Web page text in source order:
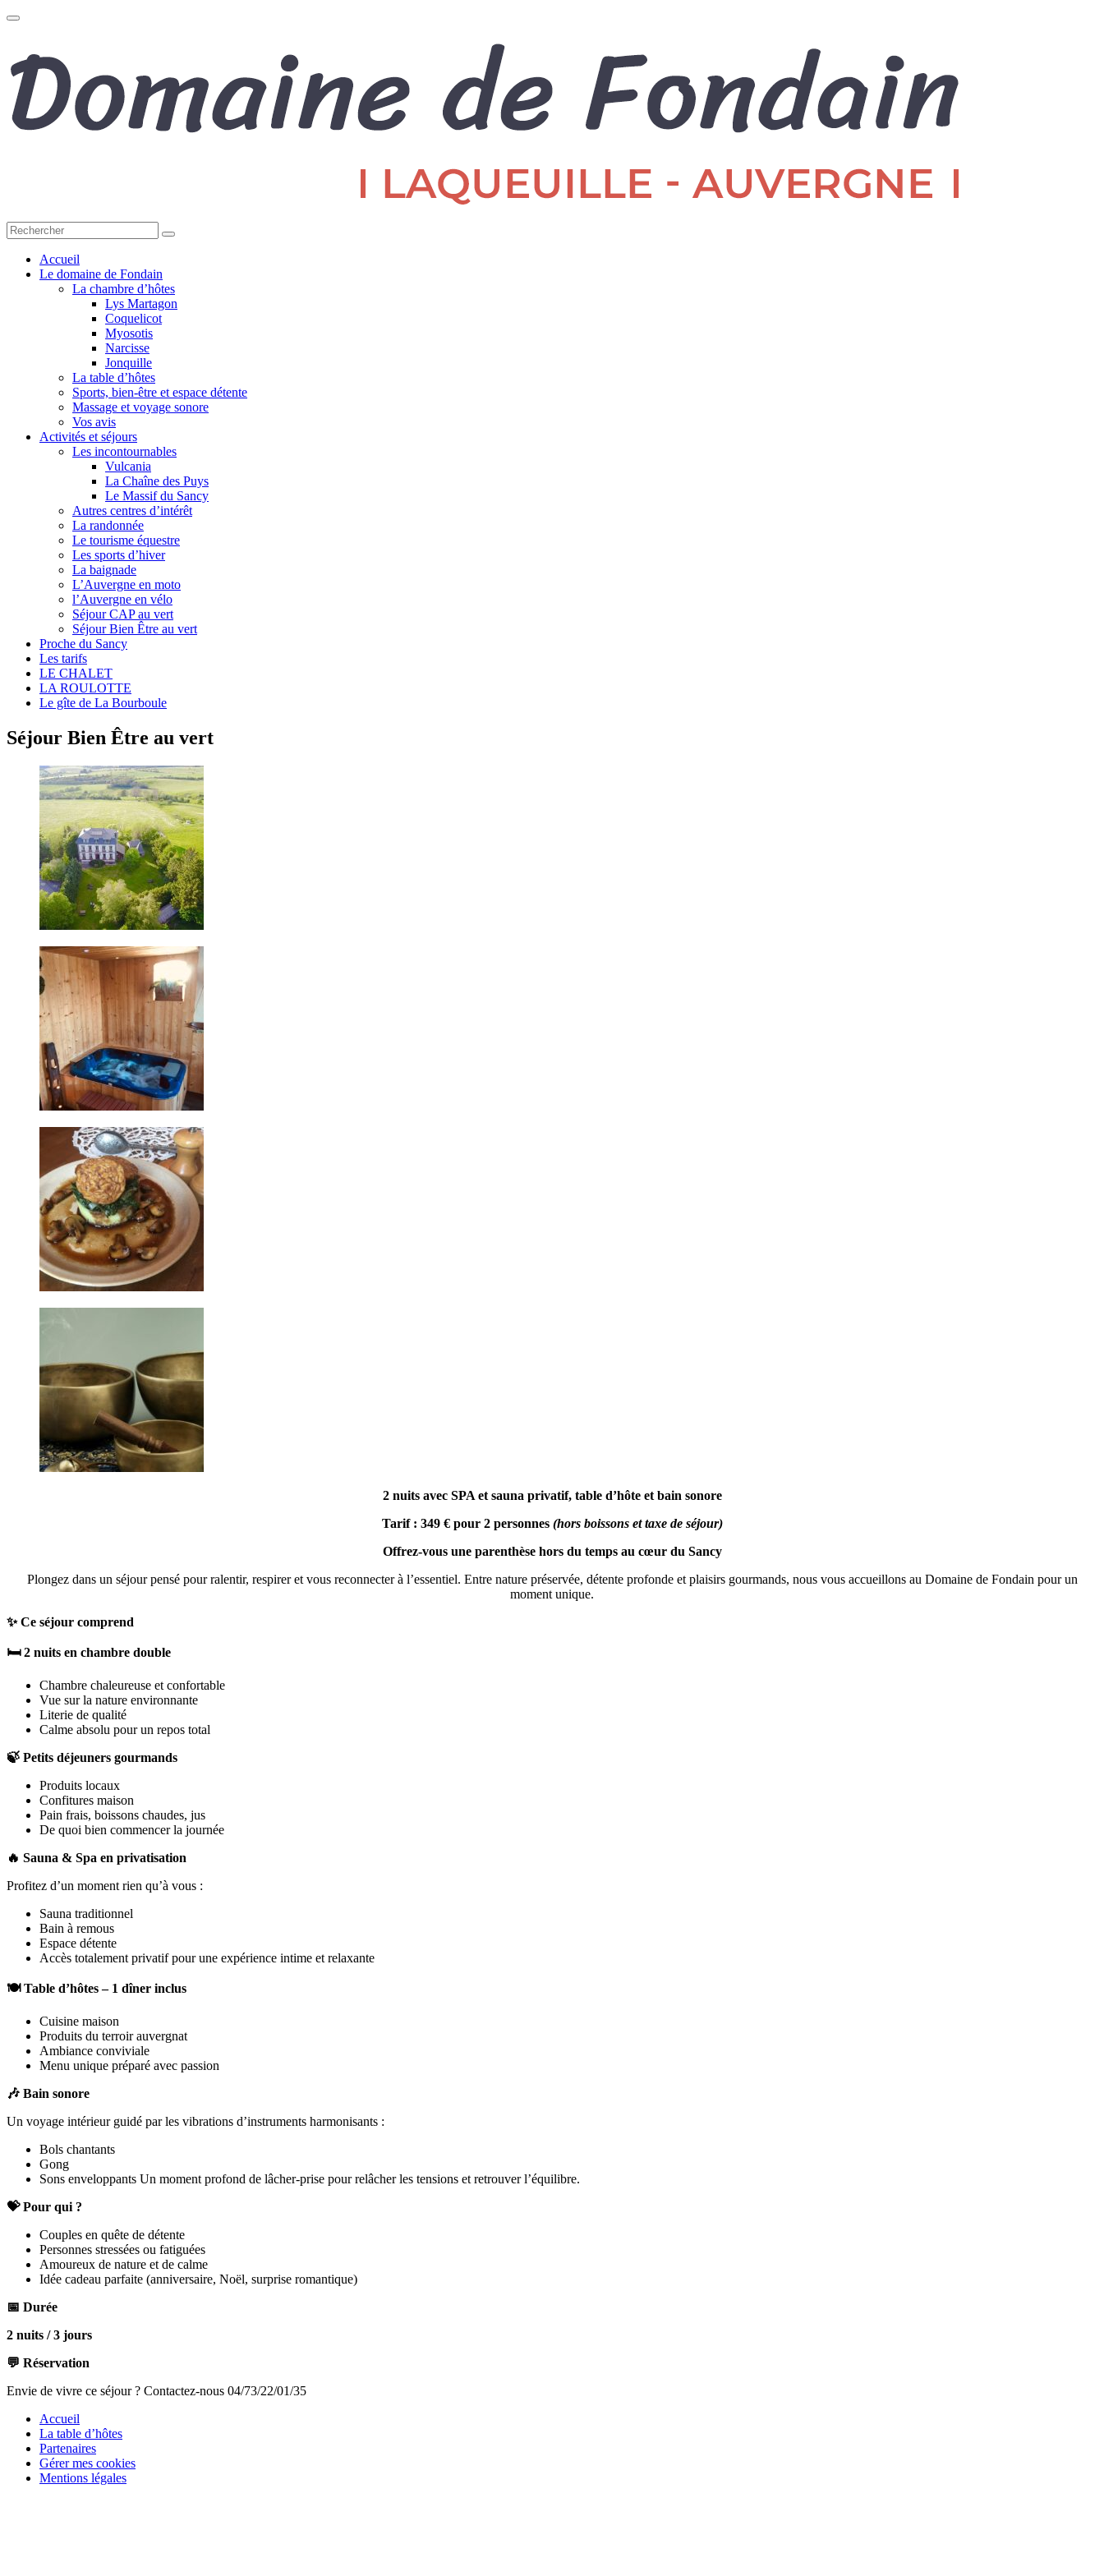
Toggle
Accueil
Le domaine de Fondain
La chambre d’hôtes
Lys Martagon
Coquelicot
Myosotis
Narcisse
Jonquille
La table d’hôtes
Sports, bien-être et espace détente
Massage et voyage sonore
Vos avis
Activités et séjours
Les incontournables
Vulcania
La Chaîne des Puys
Le Massif du Sancy
Autres centres d’intérêt
La randonnée
Le tourisme équestre
Les sports d’hiver
La baignade
L’Auvergne en moto
l’Auvergne en vélo
Séjour CAP au vert
Séjour Bien Être au vert
Proche du Sancy
Les tarifs
LE CHALET
LA ROULOTTE
Le gîte de La Bourboule
Séjour Bien Être au vert
2 nuits avec SPA et sauna privatif, table d’hôte et bain sonore
Tarif : 349 € pour 2 personnes (hors boissons et taxe de séjour)
Offrez-vous une parenthèse hors du temps au cœur du Sancy
Plongez dans un séjour pensé pour ralentir, respirer et vous reconnecter à l’essentiel. Entre nature préservée, détente profonde et plaisirs gourmands, nous vous accueillons au Domaine de Fondain pour un
moment unique.
✨ Ce séjour comprend
🛏️ 2 nuits en chambre double
Chambre chaleureuse et confortable
Vue sur la nature environnante
Literie de qualité
Calme absolu pour un repos total
🍃 Petits déjeuners gourmands
Produits locaux
Confitures maison
Pain frais, boissons chaudes, jus
De quoi bien commencer la journée
🔥 Sauna & Spa en privatisation
Profitez d’un moment rien qu’à vous :
Sauna traditionnel
Bain à remous
Espace détente
Accès totalement privatif pour une expérience intime et relaxante
🍽️ Table d’hôtes – 1 dîner inclus
Cuisine maison
Produits du terroir auvergnat
Ambiance conviviale
Menu unique préparé avec passion
🎶 Bain sonore
Un voyage intérieur guidé par les vibrations d’instruments harmonisants :
Bols chantants
Gong
Sons enveloppants Un moment profond de lâcher‑prise pour relâcher les tensions et retrouver l’équilibre.
💝 Pour qui ?
Couples en quête de détente
Personnes stressées ou fatiguées
Amoureux de nature et de calme
Idée cadeau parfaite (anniversaire, Noël, surprise romantique)
📅 Durée
2 nuits / 3 jours
💬 Réservation
Envie de vivre ce séjour ? Contactez-nous 04/73/22/01/35
Accueil
La table d’hôtes
Partenaires
Gérer mes cookies
Mentions légales